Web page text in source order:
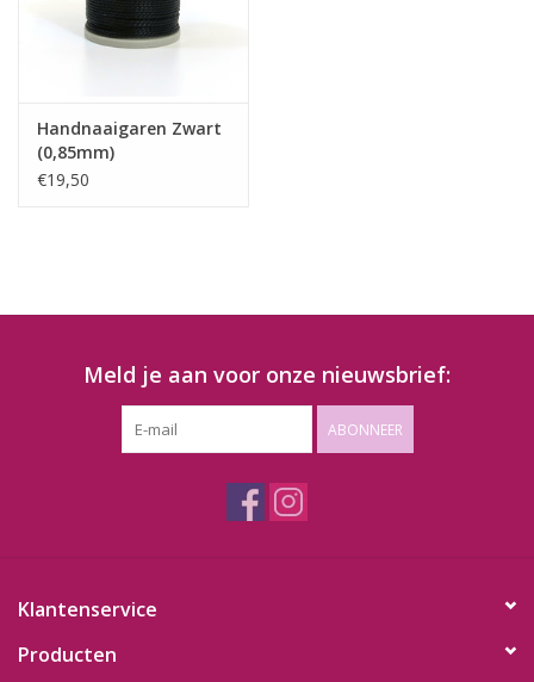
Handnaaigaren Zwart
(0,85mm)
€19,50
Meld je aan voor onze nieuwsbrief:
ABONNEER
Klantenservice
Producten